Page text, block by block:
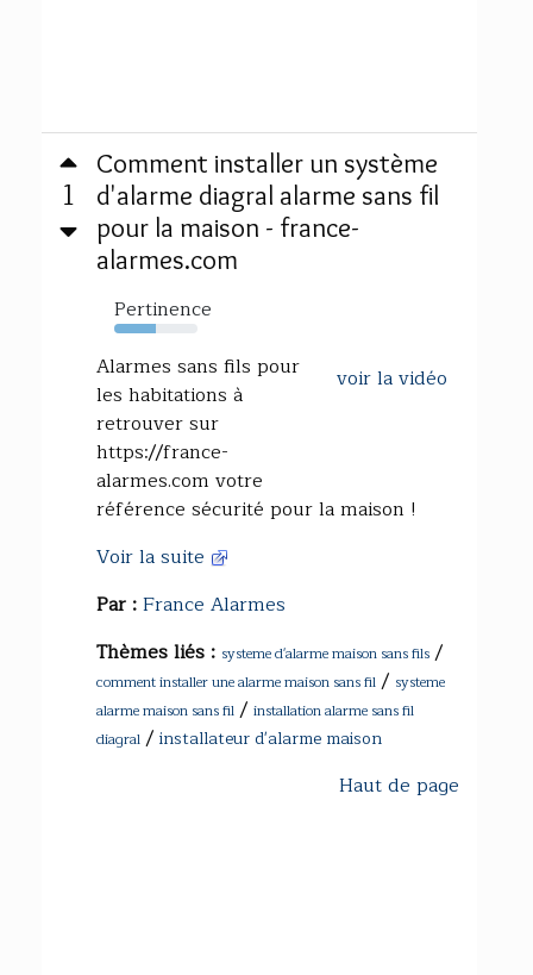
1
Comment installer un système
d'alarme diagral alarme sans fil
pour la maison - france-
alarmes.com
Pertinence
50%
voir la vidéo
Alarmes sans fils pour
les habitations à
retrouver sur
https://france-
alarmes.com votre
référence sécurité pour la maison !
Voir la suite
Par :France Alarmes
Thèmes liés : systeme d'alarme maison sans fils /
comment installer une alarme maison sans fil / systeme
alarme maison sans fil / installation alarme sans fil
diagral / installateur d'alarme maison
Haut de page